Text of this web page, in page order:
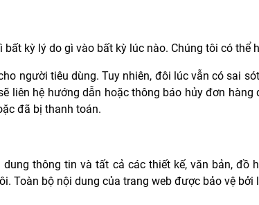
kỳ lý do gì vào bất kỳ lúc nào. Chúng tôi có
người tiêu dùng. Tuy nhiên, đôi lúc vẫn có sai
liên hệ hướng dẫn hoặc thông báo hủy đơn
đã bị thanh toán.
thông tin và tất cả các thiết kế, văn bản, đồ
Toàn bộ nội dung của trang web được bảo vệ